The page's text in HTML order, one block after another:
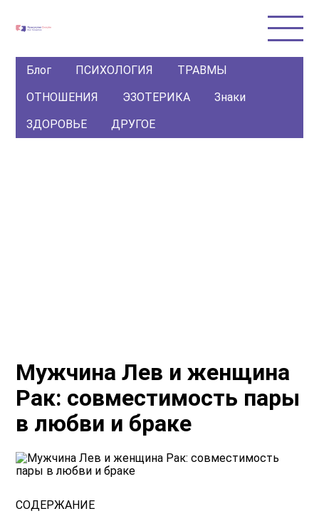
Блог ПСИХОЛОГИЯ
ТРАВМЫ
ОТНОШЕНИЯ
ЭЗОТЕРИКА
Знаки
ЗДОРОВЬЕ
ДРУГОЕ
Мужчина Лев и женщина
Рак: совместимость пары
в любви и браке
СОДЕРЖАНИЕ